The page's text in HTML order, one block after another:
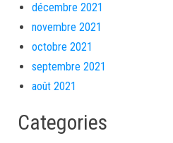
décembre 2021
novembre 2021
octobre 2021
septembre 2021
août 2021
Categories